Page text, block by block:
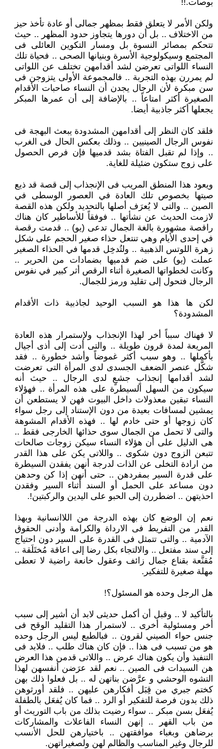
بوصات.!!
ولكن الأمر لا يتعلق فقط بمظهر جمالى أو عادة تأخذ حيز
من الاختلاف .. بل أن دورها يتجاوز حدود المظهر .. حيث
تتحكم بمصائر النسوة بل ومسار التكوين العائلى فى
المجتمع وسيكولوجية الأسرة وبنيانها الصحى .. فحياة تلك
النساء اللواتى تعرضن لشد أقدامهن تختلف عن اللواتى
لم يمررن بهذه التجربة .. فالمجموعة الأولى يتزوجن فى
سن مبكرة لأن الرجال يجدن أن النساء صاحبات الأقدام
الصغيرة أكثر امتاعاً .. بالإضافة إلى أن عمرها المبكر
يجعلها أكثر جاذبية أيضا.
فلقد كان النظر إلى أقدامهن المشدودة يبعث البهجة فى
نفوس الرجال الصينيين .. وذلك بعكس الحال فى الغرب
.. وإذا لم تقبل الفتاة بشد قدميها فإن فرص الحصول
على زوج ستكون ضئيلة للغاية.
ويعود هذا المنطق المريب فى الإنجذاب إلى قصة قد ذيع
صيتها بخصوص تلك العادة في العصور الوسطى في
الصين .. والتى لا يُعرَف أصلها بالتحديد ولكن هذه القصة
لازمت الحديث عن نشأتها .. فوفقاً للأساطير كان هناك
راقصة مشهورة بالغة الجمال تدعى (يو) .. قدمت رقصة
في إحدى الأيام وهي تنتعل حذاء صغير الحجم على شكل
زهرة اللوتس الذهبية .. ولتُدخِل قدمها في الحذاء الصغير
عملت (يو) على ضم قدميها بضمادات من الحرير ..
وكانت لخطواتها الصغيرة أثناء الرقص أثر كبير في نفوس
الرجال فتحول إلى تقليد ورمز للجمال.
لكن ها هذا هو السبب الوحيد لجاذبية ذات الأقدام
المشدودة؟
لا فهناك سبباً أخر لهذا الإنجذاب ولإستمرار هذه العادة
المريعة لمدة قرون طويلة .. والتى أدت إلى أذى أجيال
بأكملها .. وهو سبب أكثر غموضاً وأشد خطورة .. فقد
شكَّل عنصر الضعف الجسدى لدى المرأة التى تعرضت
لشد أقدامها إنجذابٍ جشعٍ لدى الرجال .. حيث أنه
سيكون من السهل السيطرة على هذه المرأة .. فهؤلاء
النساء تبقين معذولات داخل البيوت فهن لا يستطعن أن
يمشين لمسافات بعيدة من دون الإستناد إلى رجل سواء
كان زوجها أو حتى خادم لها .. فهذه الأقدام المشوهة
والتى لا تحمل من الجمال سوى حذائها الخارجى فقط ..
هى الدليل على أن هؤلاء النساء سيكن زوجات صالحات
تتبعن الزوج دون شكوى .. واللاتى يكن على هذا القدر
من ارادة التخلى عن الذات لدرجة أنهن يفقدن السيطرة
على قدرة السير بمفردهن .. حتى أنهن إذا كن وحدهن
دون مساعد على الحمل أو السند أثناء السير وفقدن
احذيتهن .. اضطررن إلى الحبو على اليدين والركبتين!.
نعم إن الوضع كان بهذه الدرجة من اللاانسانية وبهذا
القدر من التفريط فى الارداة والكرامة وأدنى الحقوق
الآدمية .. والتى تتمثل فى القدرة على السير دون احتياج
إلى سند مفتعل .. والالتجاء بكل رضا إلى اعاقة مُختَلَقة ..
مُقنَّعة بقناع جمال زائف وعقول خانعة راضية لا تعطى
مهلة صغيرة للتفكير.
هل الرجل وحده هو المسئول؟!
بالتأكيد لا .. وقبل أن أكمل حديثى لابد أن أشير إلى سبب
أخر ومسئولية أخرى .. لاستمرار هذا التقليد الوقح فى
جنس حواء الصيني لقرون .. فبالطبع ليس الرجل وحده
هو من تسبب فى هذا .. فإن كان هناك طلب .. فلابد فى
التنفيذ وأن يكون هناك عرض .. واللاتى قدمن هذا العرض
هن السيدات فى الصين .. نعم لقد عرَضن أنفسهن لهذا
التشوه الوحشي و عرَّضن بناتهن له .. بل فعلوا ذلك بهن
كختم جبري من قِبَل أفكارهن عليهن .. فلقد أورثوهن
ذلك بدون فرصة للتفكير أو الرد .. فما كان يُفعَل بالطفلة
يُفعَل بسن مبكر .. سواء رضيت بذلك من باب التوريث أو
من باب القهر .. إنهن النساء الفاعلات والمشاركات
برضاهن وبغباء موافقتهن .. باختيارهن للحل الأنسب
للرجال وغير المناسب والظالم لهن ولصغيراتهن.